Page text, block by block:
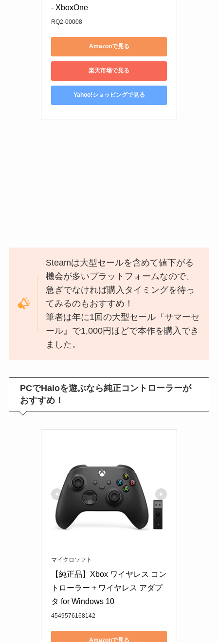
- XboxOne
RQ2-00008
Amazonで見る
楽天市場で見る
Yahoo!ショッピングで見る
Steamは大型セールを含めて値下がる
機会が多いプラットフォームなので、
急ぎでなければ購入タイミングを待っ
てみるのもおすすめ！
筆者は年に1回の大型セール『サマーセ
ール』で1,000円ほどで本作を購入でき
ました。
PCでHaloを遊ぶなら純正コントローラーが
おすすめ！
マイクロソフト
【純正品】Xbox ワイヤレス コン
トローラー + ワイヤレス アダプ
タ for Windows 10
4549576168142
Amazonで見る